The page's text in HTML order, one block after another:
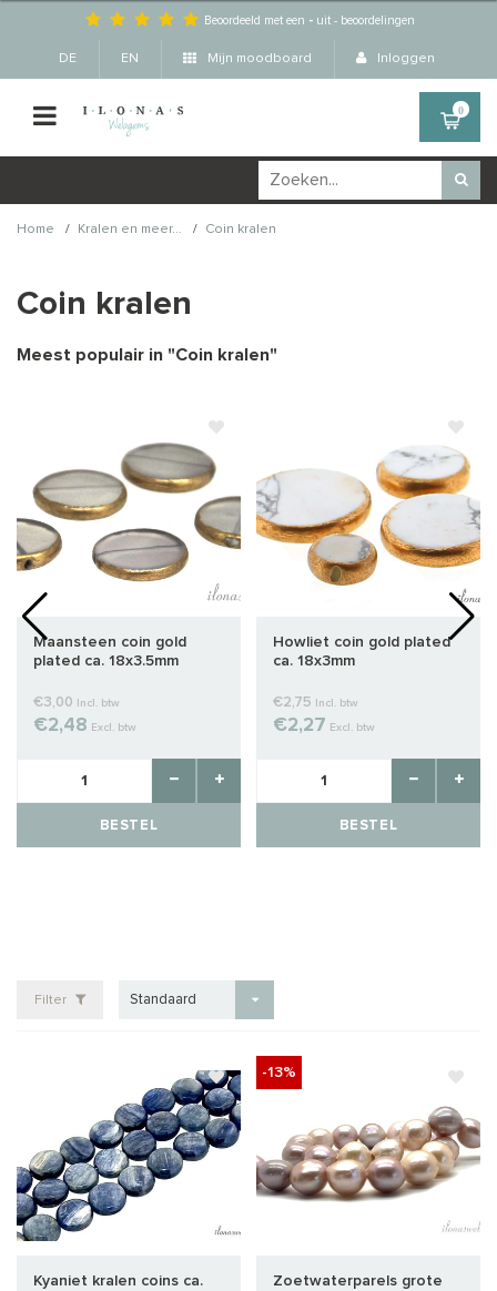
Beoordeeld met een - uit -beoordelingen
DE EN Mijn moodboard Inloggen
0
Home / Kralen en meer... / Coin kralen
Coin kralen
Meest populair in "Coin kralen"
Maansteen coin gold
plated ca. 18x3.5mm
€3,00 Incl. btw
€2,48 Excl. btw
BESTEL
Howliet coin gold plated
ca. 18x3mm
€2,75 Incl. btw
€2,27 Excl. btw
BESTEL
Filter Standaard
Kyaniet kralen coins ca.
-13%
Zoetwaterparels grote